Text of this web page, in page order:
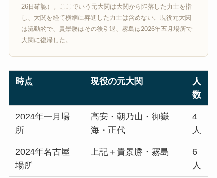
26日確認）。ここでいう元大関は大関から陥落した力士を指
し、大関を経て横綱に昇進した力士は含めない。現役元大関
は流動的で、貴景勝はその後引退、霧島は2026年五月場所で
大関に復帰した。
時点 現役の元大関
人
数
2024年一月場
所
高安・朝乃山・御嶽
海・正代
4
人
2024年名古屋
場所
上記＋貴景勝・霧島
6
人